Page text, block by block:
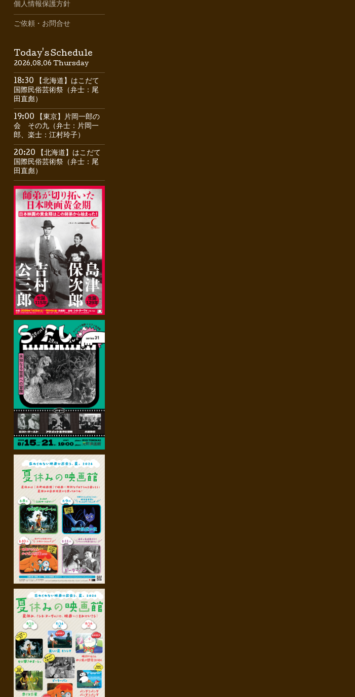
個人情報保護方針
ご依頼・お問合せ
Today's Schedule
2026.08.06 Thursday
18:30 【北海道】はこだて
国際民俗芸術祭（弁士：尾
田直彪）
19:00 【東京】片岡一郎の
会 その九（弁士：片岡一
郎、楽士：江村玲子）
20:20 【北海道】はこだて
国際民俗芸術祭（弁士：尾
田直彪）